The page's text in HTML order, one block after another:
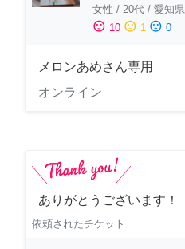
女性 / 20代 / 愛知県
sentiment_satisfied 10 sentiment_neutral 1 sentiment_dissatisfied 0
メロンあめさん専用
オンライン
ありがとうございます！
依頼されたチケット